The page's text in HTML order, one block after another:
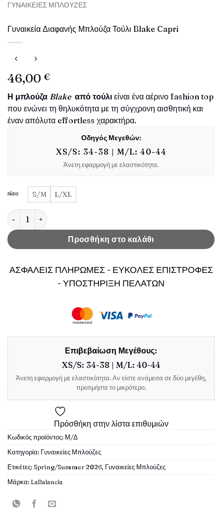
ΓΥΝΑΙΚΕΊΕΣ ΜΠΛΟΎΖΕΣ
Γυναικεία Διαφανής Μπλούζα Τούλι Blake Capri
46,00 €
Η μπλούζα Blake από τούλι είναι ένα αέρινο fashion top
που ενώνει τη θηλυκότητα με τη σύγχρονη αισθητική και
έναν απόλυτα effortless χαρακτήρα.
Οδηγός Μεγεθών:
XS/S: 34-38 | M/L: 40-44
Άνετη εφαρμογή με ελαστικότητα.
size S/M L/XL
Γυναικεία Διαφανής Μπλούζα Τούλι Blake Capri ποσότητα
Προσθήκη στο καλάθι
ΑΣΦΑΛΕΙΣ ΠΛΗΡΩΜΕΣ - ΕΥΚΟΛΕΣ ΕΠΙΣΤΡΟΦΕΣ
- ΥΠΟΣΤΗΡΙΞΗ ΠΕΛΑΤΩΝ
Επιβεβαίωση Μεγέθους:
XS/S: 34-38 | M/L: 40-44
Άνετη εφαρμογή με ελαστικότητα. Αν είστε ανάμεσα σε δύο μεγέθη,
προτιμήστε το μικρότερο.
Πρόσθήκη στην λίστα επιθυμιών
Κωδικός προϊόντος: Μ/Δ
Κατηγορία: Γυναικείες Μπλούζες
Ετικέτες:Spring/Summer 2026, Γυναικείες Μπλούζες
Μάρκα: LaBalancia